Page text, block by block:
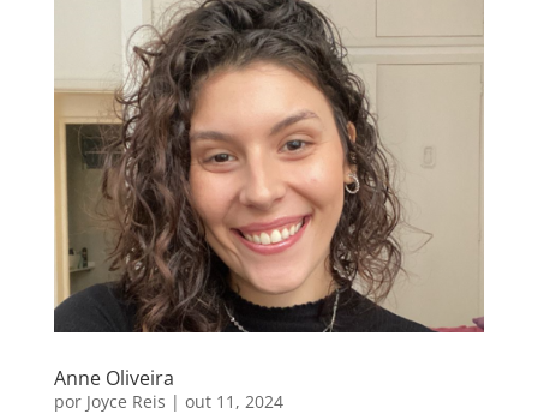
Anne Oliveira
por Joyce Reis | out 11, 2024